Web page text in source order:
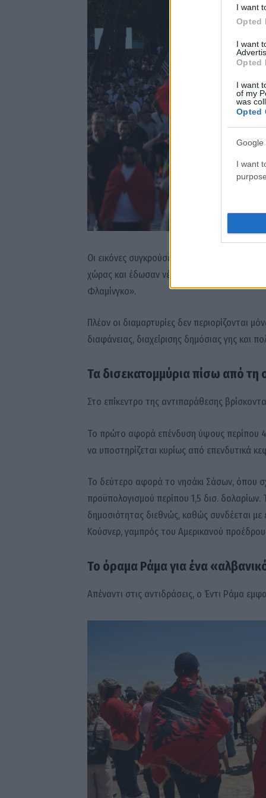
I want
Opted
I want
Opted
I want
of my
was
Opted
Google
I want
Οι εικόνες συγκρούσεων ανάμεσα σε
χώρας και έδωσαν νέα δυναμική στο
Φλαμίνγκο».
Πλέον οι διαμαρτυρίες δεν περιορίζονται
διαφάνειας, διαχείρισης δημόσιας γης και
Τα δισεκατομμύρια πίσω από τη
Στο επίκεντρο της αντιπαράθεσης
Το πρώτο αφορά επένδυση ύψους περίπου
να υποστηρίζεται κυρίως από επενδυτικά
Το δεύτερο αφορά το νησάκι Σάσων, όπου
προϋπολογισμού περίπου 1,5 δισ. δολαρίων.
δημοσιότητας διεθνώς, καθώς συνδέεται
Κούσνερ, γαμπρός του Αμερικανού
Το όραμα Ράμα για ένα
Απέναντι στις αντιδράσεις, ο Έντι Ράμα